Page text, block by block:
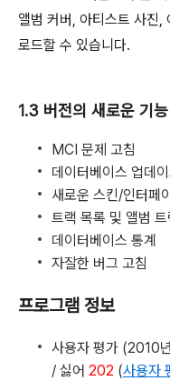
앨범 커버, 아티스트 사진
로드할 수 있습니다.
1.3 버전의 새로운 기능
MCI 문제 고침
데이터베이스 업데
새로운 스킨/인터페
트랙 목록 및 앨범
데이터베이스 통계
자잘한 버그 고침
프로그램 정보
사용자 평가 (2010
/ 싫어 202 (사용자